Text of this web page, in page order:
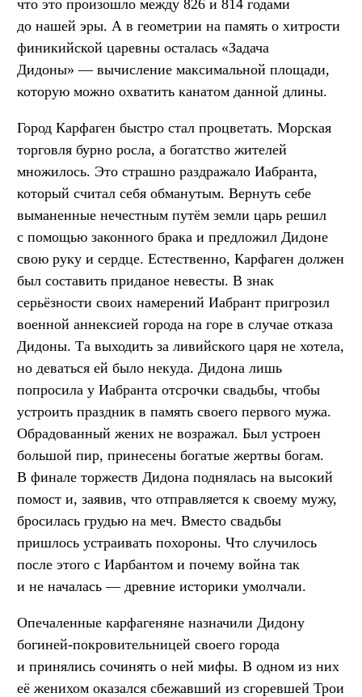
что это произошло между 826 и 814 годами
до нашей эры. А в геометрии на память о хитрости
финикийской царевны осталась «Задача
Дидоны» — вычисление максимальной площади,
которую можно охватить канатом данной длины.
Город Карфаген быстро стал процветать. Морская
торговля бурно росла, а богатство жителей
множилось. Это страшно раздражало Иабранта,
который считал себя обманутым. Вернуть себе
выманенные нечестным путём земли царь решил
с помощью законного брака и предложил Дидоне
свою руку и сердце. Естественно, Карфаген должен
был составить приданое невесты. В знак
серьёзности своих намерений Иабрант пригрозил
военной аннексией города на горе в случае отказа
Дидоны. Та выходить за ливийского царя не хотела,
но деваться ей было некуда. Дидона лишь
попросила у Иабранта отсрочки свадьбы, чтобы
устроить праздник в память своего первого мужа.
Обрадованный жених не возражал. Был устроен
большой пир, принесены богатые жертвы богам.
В финале торжеств Дидона поднялась на высокий
помост и, заявив, что отправляется к своему мужу,
бросилась грудью на меч. Вместо свадьбы
пришлось устраивать похороны. Что случилось
после этого с Иарбантом и почему война так
и не началась — древние историки умолчали.
Опечаленные карфагеняне назначили Дидону
богиней-покровительницей своего города
и принялись сочинять о ней мифы. В одном из них
её женихом оказался сбежавший из сгоревшей Трои